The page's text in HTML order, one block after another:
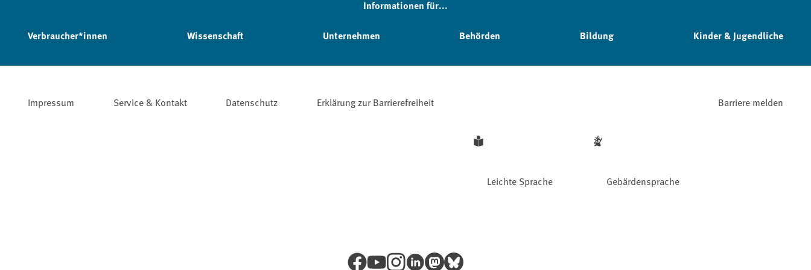
Informationen für...
Verbraucher*innen Wissenschaft Unternehmen Behörden Bildung Kinder & Jugendliche
Impressum Service & Kontakt Datenschutz Erklärung zur Barrierefreiheit
Leichte Sprache Gebärdensprache
Barriere melden